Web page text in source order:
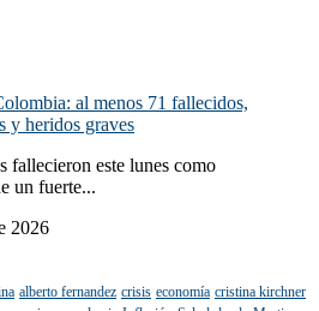
al menos 71 fallecidos,
y heridos graves
fallecieron este lunes como
un fuerte...
2026
alberto fernandez crisis economía cristina kirchner